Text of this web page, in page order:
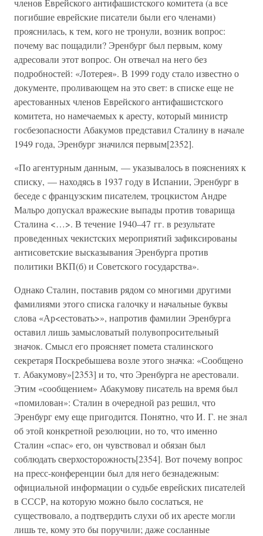
членов Еврейского антифашистского комитета (а все
погибшие еврейские писатели были его членами)
прояснилась, к тем, кого не тронули, возник вопрос:
почему вас пощадили? Эренбург был первым, кому
адресовали этот вопрос. Он отвечал на него без
подробностей: «Лотерея». В 1999 году стало известно о
документе, проливающем на это свет: в списке еще не
арестованных членов Еврейского антифашистского
комитета, но намечаемых к аресту, который министр
госбезопасности Абакумов представил Сталину в начале
1949 года, Эренбург значился первым[2352].
«По агентурным данным, — указывалось в пояснениях к
списку, — находясь в 1937 году в Испании, Эренбург в
беседе с французским писателем, троцкистом Андре
Мальро допускал вражеские выпады против товарища
Сталина <…>. В течение 1940–47 гг. в результате
проведенных чекистских мероприятий зафиксированы
антисоветские высказывания Эренбурга против
политики ВКП(б) и Советского государства».
Однако Сталин, поставив рядом со многими другими
фамилиями этого списка галочку и начальные буквы
слова «Ар<естовать>», напротив фамилии Эренбурга
оставил лишь замысловатый полувопросительный
значок. Смысл его проясняет помета сталинского
секретаря Поскребышева возле этого значка: «Сообщено
т. Абакумову»[2353] и то, что Эренбурга не арестовали.
Этим «сообщением» Абакумову писатель на время был
«помилован»: Сталин в очередной раз решил, что
Эренбург ему еще пригодится. Понятно, что И. Г. не знал
об этой конкретной резолюции, но то, что именно
Сталин «спас» его, он чувствовал и обязан был
соблюдать сверхосторожность[2354]. Вот почему вопрос
на пресс-конференции был для него безнадежным:
официальной информации о судьбе еврейских писателей
в СССР, на которую можно было сослаться, не
существовало, а подтвердить слухи об их аресте могли
лишь те, кому это бы поручили; даже сосланные